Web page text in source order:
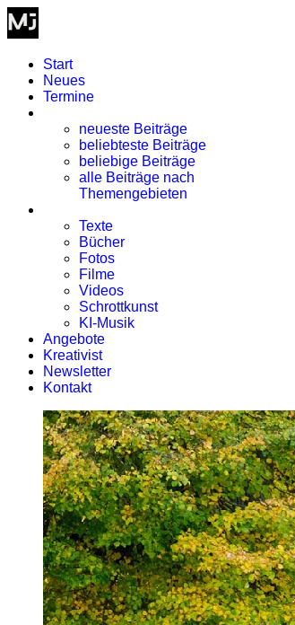
Start
Neues
Termine
neueste Beiträge
beliebteste Beiträge
beliebige Beiträge
alle Beiträge nach
Themengebieten
Texte
Bücher
Fotos
Filme
Videos
Schrottkunst
KI-Musik
Angebote
Kreativist
Newsletter
Kontakt